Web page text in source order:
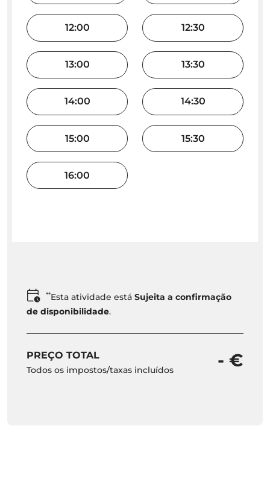
12:00 12:30
13:00 13:30
14:00 14:30
15:00 15:30
16:00
**Esta atividade está Sujeita a confirmação
de disponibilidade.
PREÇO TOTAL
Todos os impostos/taxas incluídos - €